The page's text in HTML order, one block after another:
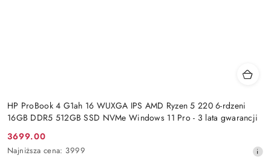
HP ProBook 4 G1ah 16 WUXGA IPS AMD Ryzen 5 220 6-rdzeni
16GB DDR5 512GB SSD NVMe Windows 11 Pro - 3 lata gwarancji
Cena
3699.00
Najniższa
Najniższa cena: 3999